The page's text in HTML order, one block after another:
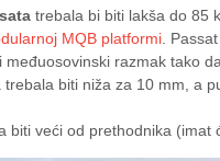
trebala bi biti lakša do 85
MQB platformi .
međuosovinski razmak tako
trebala biti niža za 10 mm, a
biti veći od prethodnika (imat